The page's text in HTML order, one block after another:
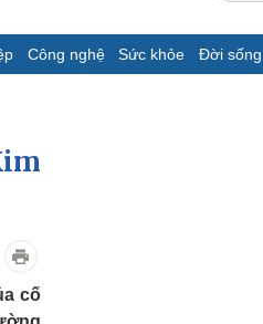
Công nghệ Sức khỏe Đời sống
nghiệp
nghiệp
tin doanh nghiệp
cố